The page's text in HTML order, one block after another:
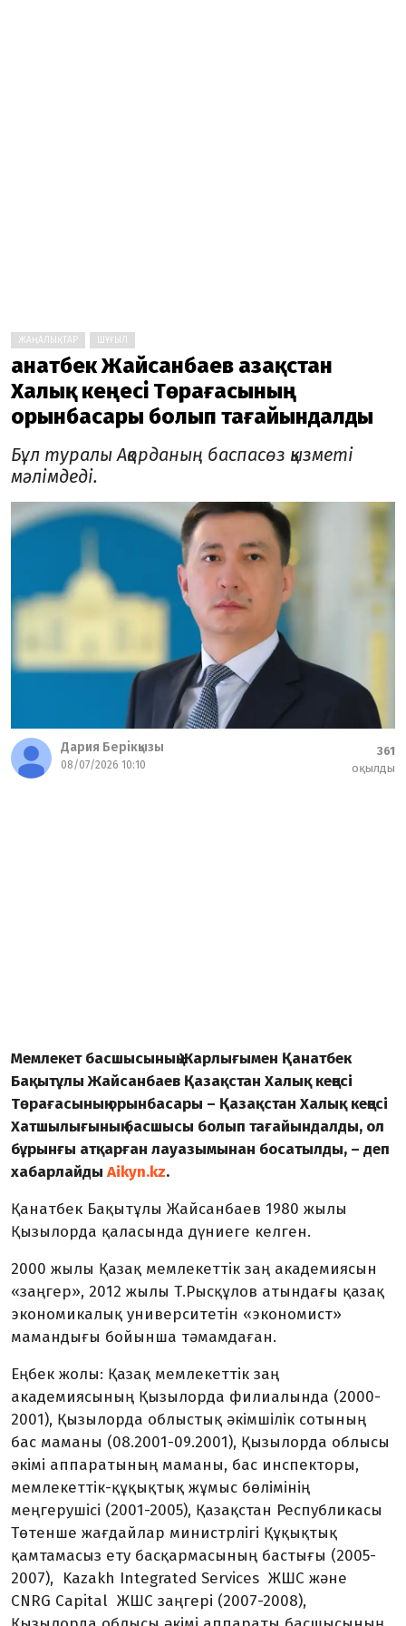
ЖАҢАЛЫҚТАР ШҰҒЫЛ
Қанатбек Жайсанбаев Қазақстан
Халық кеңесі Төрағасының
орынбасары болып тағайындалды
Бұл туралы Ақорданың баспасөз қызметі
мәлімдеді.
Дария Берікқызы
08/07/2026 10:10
361
оқылды
Мемлекет басшысының Жарлығымен Қанатбек
Бақытұлы Жайсанбаев Қазақстан Халық кеңесі
Төрағасының орынбасары – Қазақстан Халық кеңесі
Хатшылығының басшысы болып тағайындалды, ол
бұрынғы атқарған лауазымынан босатылды, – деп
хабарлайды Aikyn.kz.
Қанатбек Бақытұлы Жайсанбаев 1980 жылы
Қызылорда қаласында дүниеге келген.
2000 жылы Қазақ мемлекеттік заң академиясын
«заңгер», 2012 жылы Т.Рысқұлов атындағы қазақ
экономикалық университетін «экономист»
мамандығы бойынша тәмамдаған.
Еңбек жолы: Қазақ мемлекеттік заң
академиясының Қызылорда филиалында (2000-
2001), Қызылорда облыстық әкімшілік сотының
бас маманы (08.2001-09.2001), Қызылорда облысы
әкімі аппаратының маманы, бас инспекторы,
мемлекеттік-құқықтық жұмыс бөлімінің
меңгерушісі (2001-2005), Қазақстан Республикасы
Төтенше жағдайлар министрлігі Құқықтық
қамтамасыз ету басқармасының бастығы (2005-
2007), Kazakh Integrated Services ЖШС және
CNRG Capital ЖШС заңгері (2007-2008),